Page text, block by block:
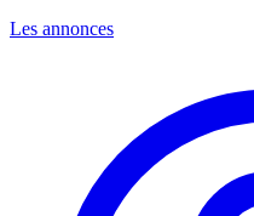
Les annonces